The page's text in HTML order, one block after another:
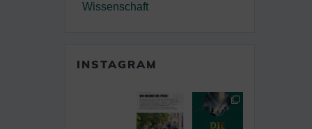
Wissenschaft
INSTAGRAM